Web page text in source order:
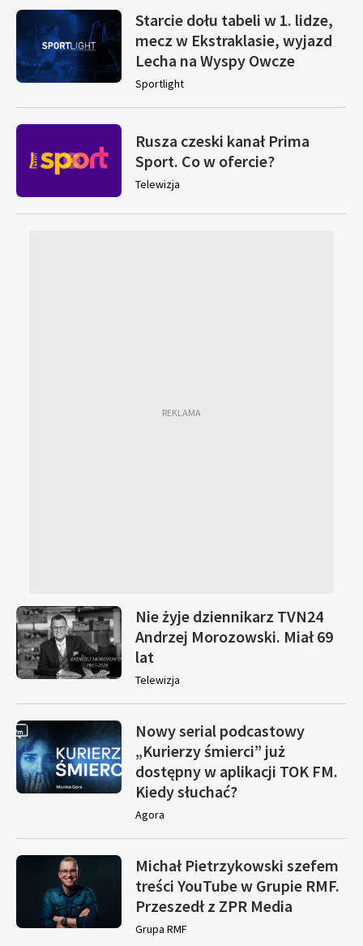
Starcie dołu tabeli w 1. lidze,
mecz w Ekstraklasie, wyjazd
Lecha na Wyspy Owcze
Sportlight
Rusza czeski kanał Prima
Sport. Co w ofercie?
Telewizja
Nie żyje dziennikarz TVN24
Andrzej Morozowski. Miał 69
lat
Telewizja
Nowy serial podcastowy
„Kurierzy śmierci” już
dostępny w aplikacji TOK FM.
Kiedy słuchać?
Agora
Michał Pietrzykowski szefem
treści YouTube w Grupie RMF.
Przeszedł z ZPR Media
Grupa RMF